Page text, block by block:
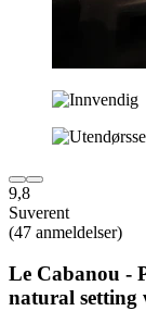
9,8
Suverent
(47 anmeldelser)
Le Cabanou -
natural setting